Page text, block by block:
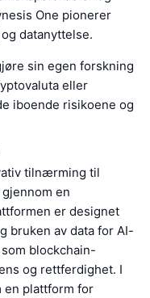
One pionerer
datanyttelse.
sin egen forskning
eller
iboende risikoene og
tilnærming til
en
er designet
bruken av data for AI-
blockchain-
og rettferdighet. I
en plattform for